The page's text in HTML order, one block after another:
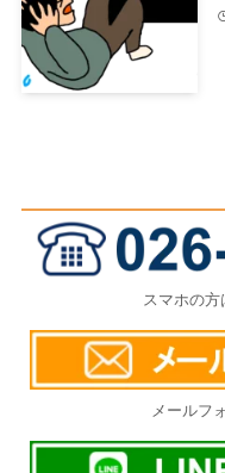
スマホの方
メールフ